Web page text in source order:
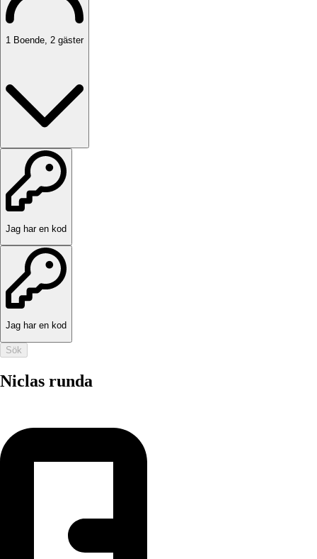
1 Boende, 2 gäster
Jag har en kod
Jag har en kod
Sök
Niclas runda